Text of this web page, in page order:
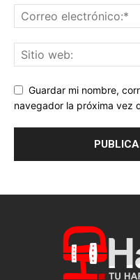
Guardar mi nombre,
navegador la próxima vez